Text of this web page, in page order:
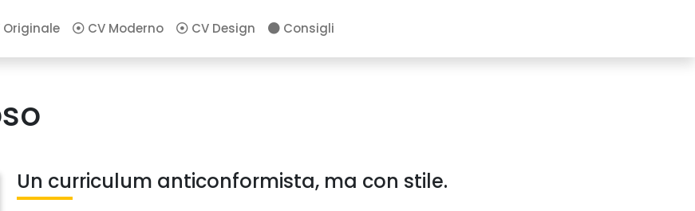
Originale CV Moderno CV Design Consigli
Un curriculum anticonformista, ma con stile.